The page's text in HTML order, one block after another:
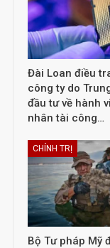
Đài Loan điều
công ty do
đầu tư về hành
nhân tài công…
CHÍNH TRỊ
Bộ Tư pháp Mỹ